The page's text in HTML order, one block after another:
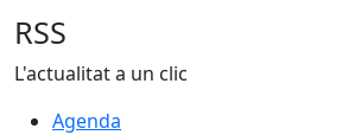
RSS
L'actualitat a un clic
Agenda